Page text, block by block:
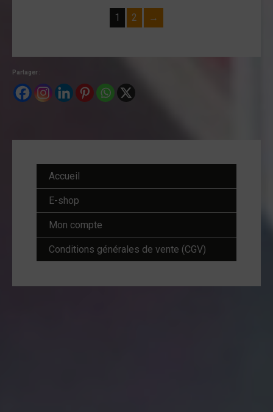
1 2 →
Partager :
Accueil
E-shop
Mon compte
Conditions générales de vente (CGV)